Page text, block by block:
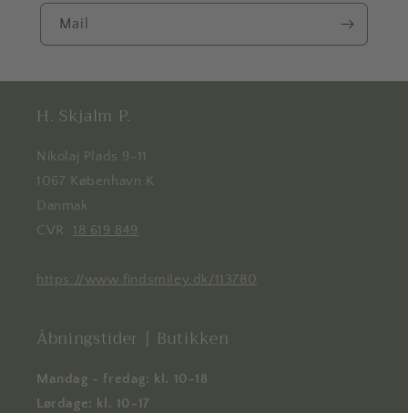
Mail
H. Skjalm P.
Nikolaj Plads 9-11
1067 København K
Danmak
CVR: 18 619 849
https://www.findsmiley.dk/113780
Åbningstider | Butikken
Mandag - fredag: kl. 10-18
Lørdage: kl. 10-17